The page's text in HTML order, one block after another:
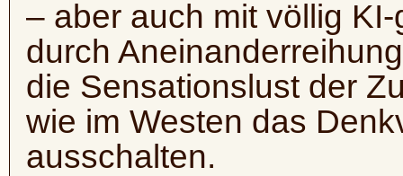
– aber auch mit völlig
durch
die Sensationslust der
wie im Westen das
ausschalten.